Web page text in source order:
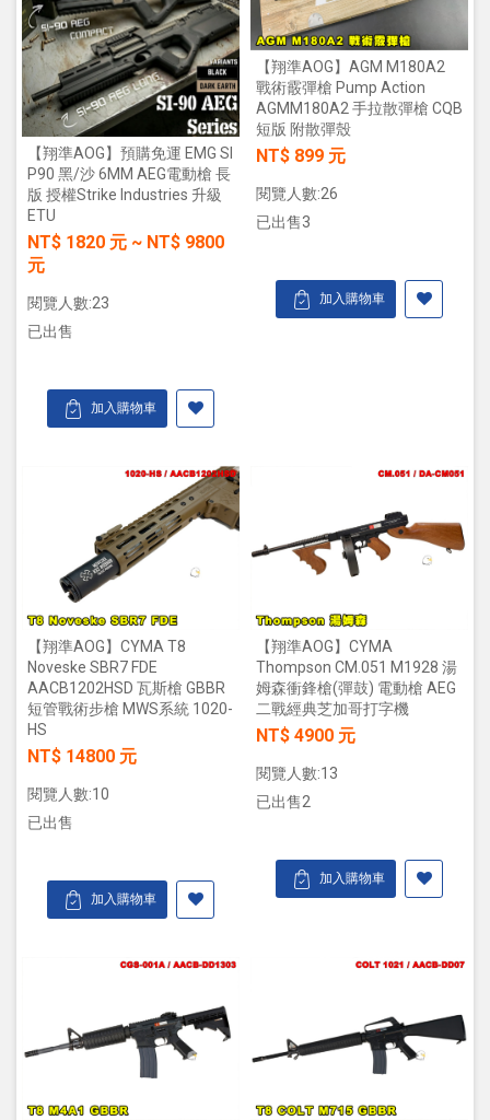
【翔準AOG】預購免運 EMG SI
P90 黑/沙 6MM AEG電動槍 長
版 授權Strike Industries 升級
ETU
NT$ 1820 元 ~ NT$ 9800
元
閱覽人數:23
已出售
加入購物車
【翔準AOG】AGM M180A2
戰術霰彈槍 Pump Action
AGMM180A2 手拉散彈槍 CQB
短版 附散彈殼
NT$ 899 元
閱覽人數:26
已出售3
加入購物車
【翔準AOG】CYMA T8
Noveske SBR7 FDE
AACB1202HSD 瓦斯槍 GBBR
短管戰術步槍 MWS系統 1020-
HS
NT$ 14800 元
閱覽人數:10
已出售
加入購物車
【翔準AOG】CYMA
Thompson CM.051 M1928 湯
姆森衝鋒槍(彈鼓) 電動槍 AEG
二戰經典芝加哥打字機
NT$ 4900 元
閱覽人數:13
已出售2
加入購物車